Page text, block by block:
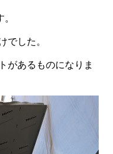
でした。
があるものになりま